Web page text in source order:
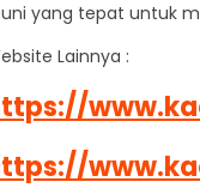
yang tepat untuk
Lainnya :